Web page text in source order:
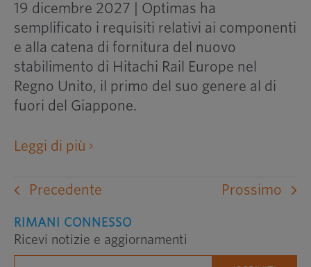
19 dicembre 2027 | Optimas ha
semplificato i requisiti relativi ai componenti
e alla catena di fornitura del nuovo
stabilimento di Hitachi Rail Europe nel
Regno Unito, il primo del suo genere al di
fuori del Giappone.
Leggi di più apre
sito
esterno
in
Precedente Prossimo
RIMANI CONNESSO
Ricevi notizie e aggiornamenti